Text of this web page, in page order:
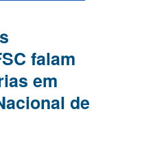
falam
em
de